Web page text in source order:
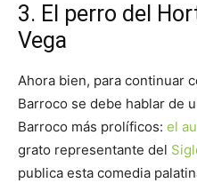
3. El perro del
Vega
Ahora bien, para continuar
Barroco se debe hablar de
Barroco más prolíficos: el
grato representante del
publica esta comedia